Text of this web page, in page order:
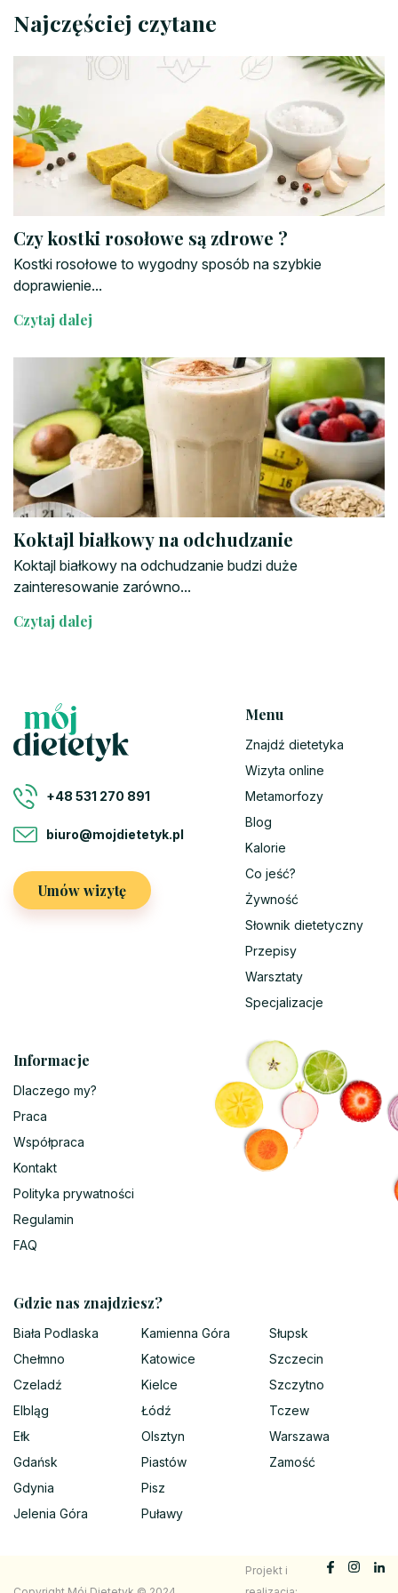
Najczęściej czytane
Czy kostki rosołowe są zdrowe ?
Kostki rosołowe to wygodny sposób na szybkie
doprawienie...
Czytaj dalej
Koktajl białkowy na odchudzanie
Koktajl białkowy na odchudzanie budzi duże
zainteresowanie zarówno...
Czytaj dalej
+48 531 270 891
biuro@mojdietetyk.pl
Umów wizytę
Menu
Znajdź dietetyka
Wizyta online
Metamorfozy
Blog
Kalorie
Co jeść?
Żywność
Słownik dietetyczny
Przepisy
Warsztaty
Specjalizacje
Informacje
Dlaczego my?
Praca
Współpraca
Kontakt
Polityka prywatności
Regulamin
FAQ
Gdzie nas znajdziesz?
Biała Podlaska
Chełmno
Czeladź
Elbląg
Ełk
Gdańsk
Gdynia
Jelenia Góra
Kamienna Góra
Katowice
Kielce
Łódź
Olsztyn
Piastów
Pisz
Puławy
Słupsk
Szczecin
Szczytno
Tczew
Warszawa
Zamość
Projekt i